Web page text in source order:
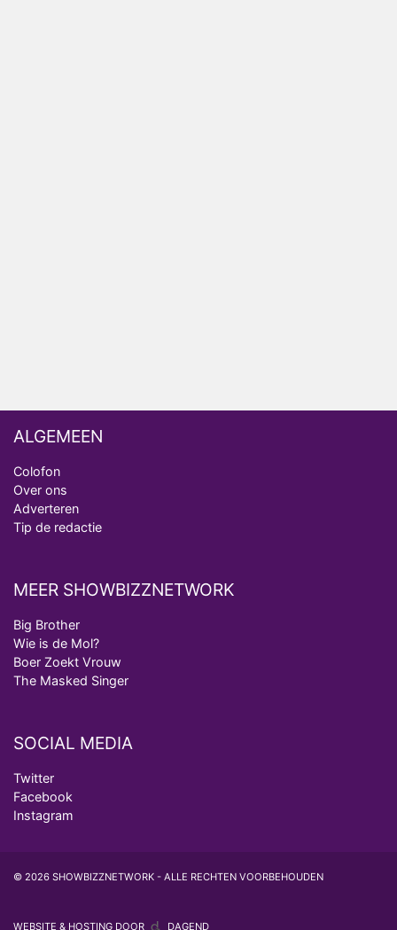
ALGEMEEN
Colofon
Over ons
Adverteren
Tip de redactie
MEER SHOWBIZZNETWORK
Big Brother
Wie is de Mol?
Boer Zoekt Vrouw
The Masked Singer
SOCIAL MEDIA
Twitter
Facebook
Instagram
© 2026 SHOWBIZZNETWORK - ALLE RECHTEN VOORBEHOUDEN
WEBSITE & HOSTING DOOR DAGEND